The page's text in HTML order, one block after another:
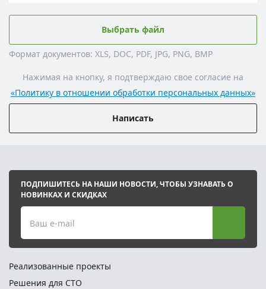
Выбрать файл
Формат документов: XLS, DOC, PDF, JPG, PNG, BMP
Нажимая на кнопку, я подтверждаю свое согласие на
«Политику в отношении обработки персональных данных»
Написать
ПОДПИШИТЕСЬ НА НАШИ НОВОСТИ, ЧТОБЫ УЗНАВАТЬ О
НОВИНКАХ И СКИДКАХ
Ваш e-mail
Реализованные проекты
Решения для СТО